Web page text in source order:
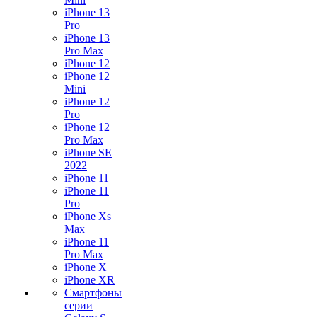
iPhone 13
Pro
iPhone 13
Pro Max
iPhone 12
iPhone 12
Mini
iPhone 12
Pro
iPhone 12
Pro Max
iPhone SE
2022
iPhone 11
iPhone 11
Pro
iPhone Xs
Max
iPhone 11
Pro Max
iPhone X
iPhone XR
Смартфоны
серии